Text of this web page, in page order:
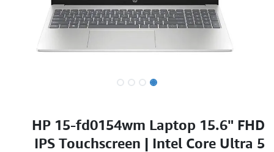
HP 15-fd0154wm Laptop 15.6" FHD
IPS Touchscreen | Intel Core Ultra 5